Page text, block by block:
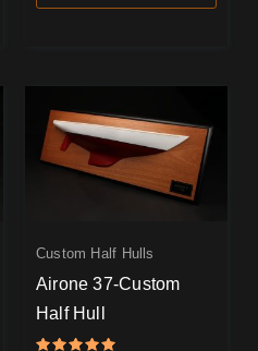
Custom Half Hulls
Airone 37-Custom
Half Hull